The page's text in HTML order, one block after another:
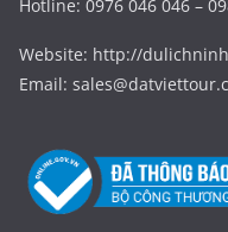
Hotline: 0976 046 046 –
Website: http://
Email: